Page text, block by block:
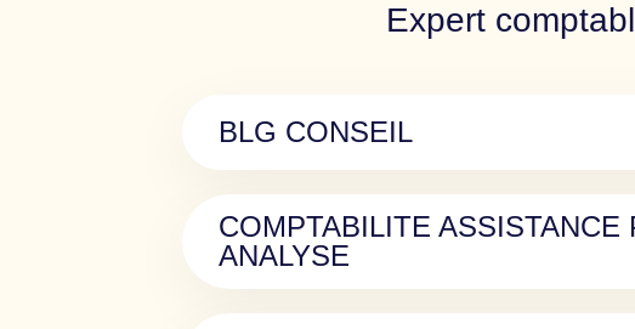
Expert
BLG CONSEIL
COMPTABILITE ASSISTANCE
ANALYSE